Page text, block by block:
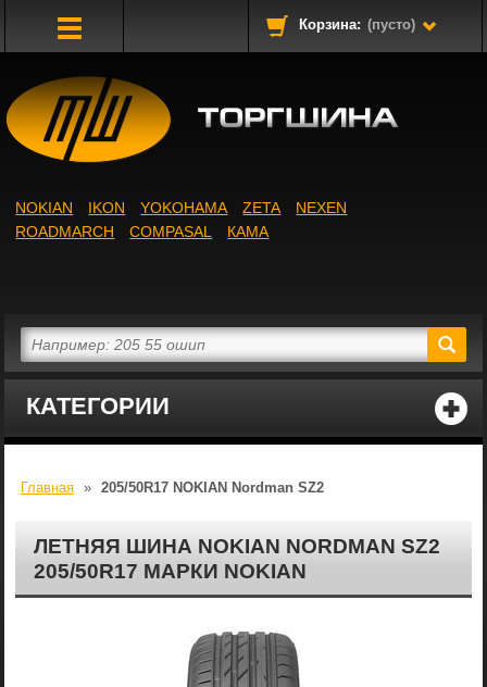
Корзина: (пусто)
КАТЕГОРИИ
NOKIAN IKON YOKOHAMA ZETA
NEXEN
ROADMARCH
COMPASAL КАМА
Главная » 205/50R17 NOKIAN Nordman SZ2
ЛЕТНЯЯ ШИНА NOKIAN NORDMAN SZ2
205/50R17 МАРКИ NOKIAN